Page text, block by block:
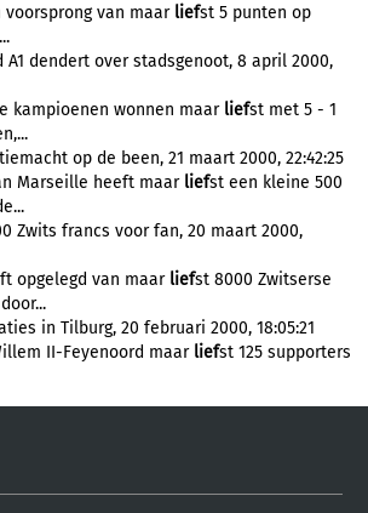
voorsprong van maar liefst 5 punten op
A1 dendert over stadsgenoot, 8 april 2000,
kampioenen wonnen maar liefst met 5 - 1
op de been, 21 maart 2000, 22:42:25
Marseille heeft maar liefst een kleine 500
Zwits francs voor fan, 20 maart 2000,
opgelegd van maar liefst 8000 Zwitserse
in Tilburg, 20 februari 2000, 18:05:21
II-Feyenoord maar liefst 125 supporters